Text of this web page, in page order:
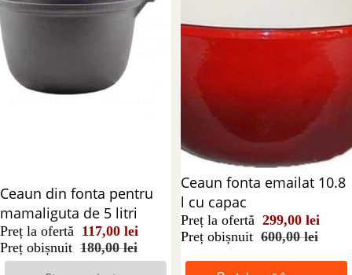
Stoc epuizat
Ceaun din fonta pentru
mamaliguta de 5 litri
Preț la ofertă 117,00 lei
Preț obișnuit 180,00 lei
Reducere 50%
Ceaun fonta emailat 10.8
l cu capac
Preț la ofertă 299,00 lei
Preț obișnuit 600,00 lei